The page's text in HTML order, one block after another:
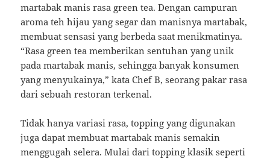
martabak manis rasa green tea. Dengan campuran
aroma teh hijau yang segar dan manisnya martabak,
membuat sensasi yang berbeda saat menikmatinya.
“Rasa green tea memberikan sentuhan yang unik
pada martabak manis, sehingga banyak konsumen
yang menyukainya,” kata Chef B, seorang pakar rasa
dari sebuah restoran terkenal.
Tidak hanya variasi rasa, topping yang digunakan
juga dapat membuat martabak manis semakin
menggugah selera. Mulai dari topping klasik seperti